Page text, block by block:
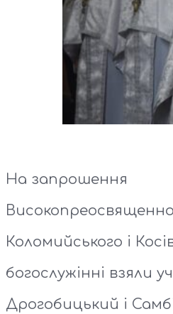
На запрошення
Коломийського і
богослужінні взяли
Дрогобицький і